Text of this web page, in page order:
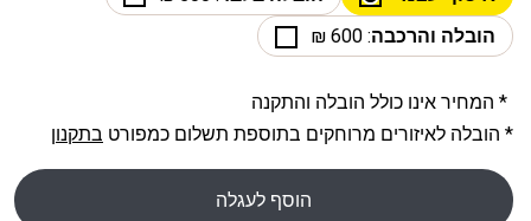
הובלה והרכבה: 600 ₪
* המחיר אינו כולל הובלה והתקנה
* הובלה לאיזורים מרוחקים בתוספת תשלום כמפורט בתקנון
הוסף לעגלה